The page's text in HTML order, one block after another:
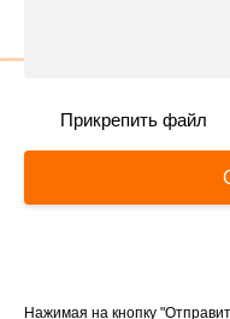
Прикрепить файл
Нажимая на кнопку